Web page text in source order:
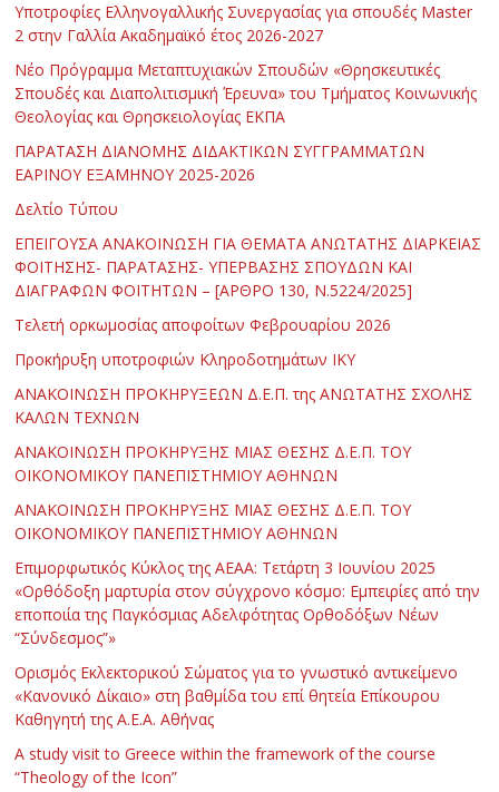
Υποτροφίες Ελληνογαλλικής Συνεργασίας για σπουδές Master
2 στην Γαλλία Ακαδημαϊκό έτος 2026-2027
Νέο Πρόγραμμα Μεταπτυχιακών Σπουδών «Θρησκευτικές
Σπουδές και Διαπολιτισμική Έρευνα» του Τμήματος Κοινωνικής
Θεολογίας και Θρησκειολογίας ΕΚΠΑ
ΠΑΡΑΤΑΣΗ ΔΙΑΝΟΜΗΣ ΔΙΔΑΚΤΙΚΩΝ ΣΥΓΓΡΑΜΜΑΤΩΝ
ΕΑΡΙΝΟΥ ΕΞΑΜΗΝΟΥ 2025-2026
Δελτίο Τύπου
ΕΠΕΙΓΟΥΣΑ ΑΝΑΚΟΙΝΩΣΗ ΓΙΑ ΘΕΜΑΤΑ ΑΝΩΤΑΤΗΣ ΔΙΑΡΚΕΙΑΣ
ΦΟΙΤΗΣΗΣ- ΠΑΡΑΤΑΣΗΣ- ΥΠΕΡΒΑΣΗΣ ΣΠΟΥΔΩΝ ΚΑΙ
ΔΙΑΓΡΑΦΩΝ ΦΟΙΤΗΤΩΝ – [ΑΡΘΡΟ 130, Ν.5224/2025]
Τελετή ορκωμοσίας αποφοίτων Φεβρουαρίου 2026
Προκήρυξη υποτροφιών Κληροδοτημάτων ΙΚΥ
ΑΝΑΚΟΙΝΩΣΗ ΠΡΟΚΗΡΥΞΕΩΝ Δ.Ε.Π. της ΑΝΩΤΑΤΗΣ ΣΧΟΛΗΣ
ΚΑΛΩΝ ΤΕΧΝΩΝ
ΑΝΑΚΟΙΝΩΣΗ ΠΡΟΚΗΡΥΞΗΣ ΜΙΑΣ ΘΕΣΗΣ Δ.Ε.Π. ΤΟΥ
ΟΙΚΟΝΟΜΙΚΟΥ ΠΑΝΕΠΙΣΤΗΜΙΟΥ ΑΘΗΝΩΝ
ΑΝΑΚΟΙΝΩΣΗ ΠΡΟΚΗΡΥΞΗΣ ΜΙΑΣ ΘΕΣΗΣ Δ.Ε.Π. ΤΟΥ
ΟΙΚΟΝΟΜΙΚΟΥ ΠΑΝΕΠΙΣΤΗΜΙΟΥ ΑΘΗΝΩΝ
Επιμορφωτικός Κύκλος της ΑΕΑΑ: Τετάρτη 3 Ιουνίου 2025
«Ορθόδοξη μαρτυρία στον σύγχρονο κόσμο: Εμπειρίες από την
εποποιία της Παγκόσμιας Αδελφότητας Ορθοδόξων Νέων
“Σύνδεσμος”»
Ορισμός Εκλεκτορικού Σώματος για το γνωστικό αντικείμενο
«Κανονικό Δίκαιο» στη βαθμίδα του επί θητεία Επίκουρου
Καθηγητή της Α.Ε.Α. Αθήνας
Α study visit to Greece within the framework of the course
“Theology of the Icon”